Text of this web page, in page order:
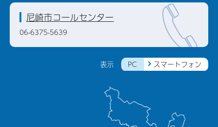
表示 PC スマートフォン
尼崎市コールセンター
06-6375-5639